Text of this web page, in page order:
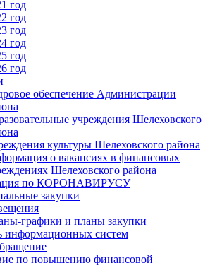
год
год
год
год
год
год
обеспечение Администрации
учреждения Шелеховского
культуры Шелеховского района
о вакансиях в финансовых
Шелеховского района
по КОРОНАВИРУСУ
закупки
графики и планы закупки
информационных систем
по повышению финансовой